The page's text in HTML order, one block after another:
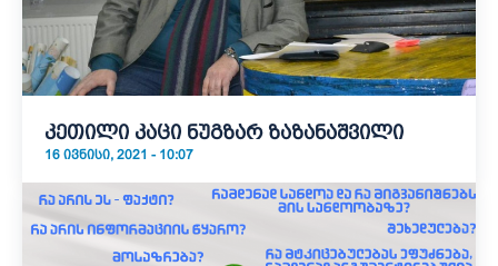
კეთილი კაცი ნუგზარ ზაზანაშვილი
16 ᲘᲕᲜᲘᲡᲘ, 2021 - 10:07